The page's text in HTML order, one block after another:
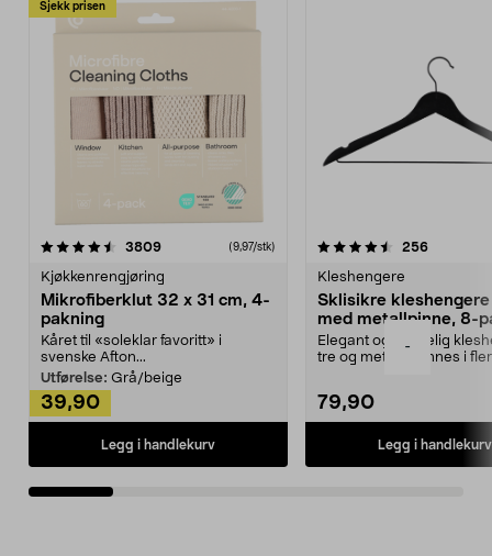
-
Sjekk prisen
3809anmeldelser(9,97/stk)
Kjøkkenrengjøring
Mikrofiberklut 32 x 31 cm, 4-
pakning
Kåret til «soleklar favoritt» i
svenske Afton...
Utførelse: Grå/beige
39,90
Legg i handlekurv
4.5av 5 stjerner 256
Kleshengere
Sklisikre
med metallpinne, 8-
Elegant og skikkelig
tre og metall – finnes i
79,90
Legg i handlekurv
4.5av 5 stjerner